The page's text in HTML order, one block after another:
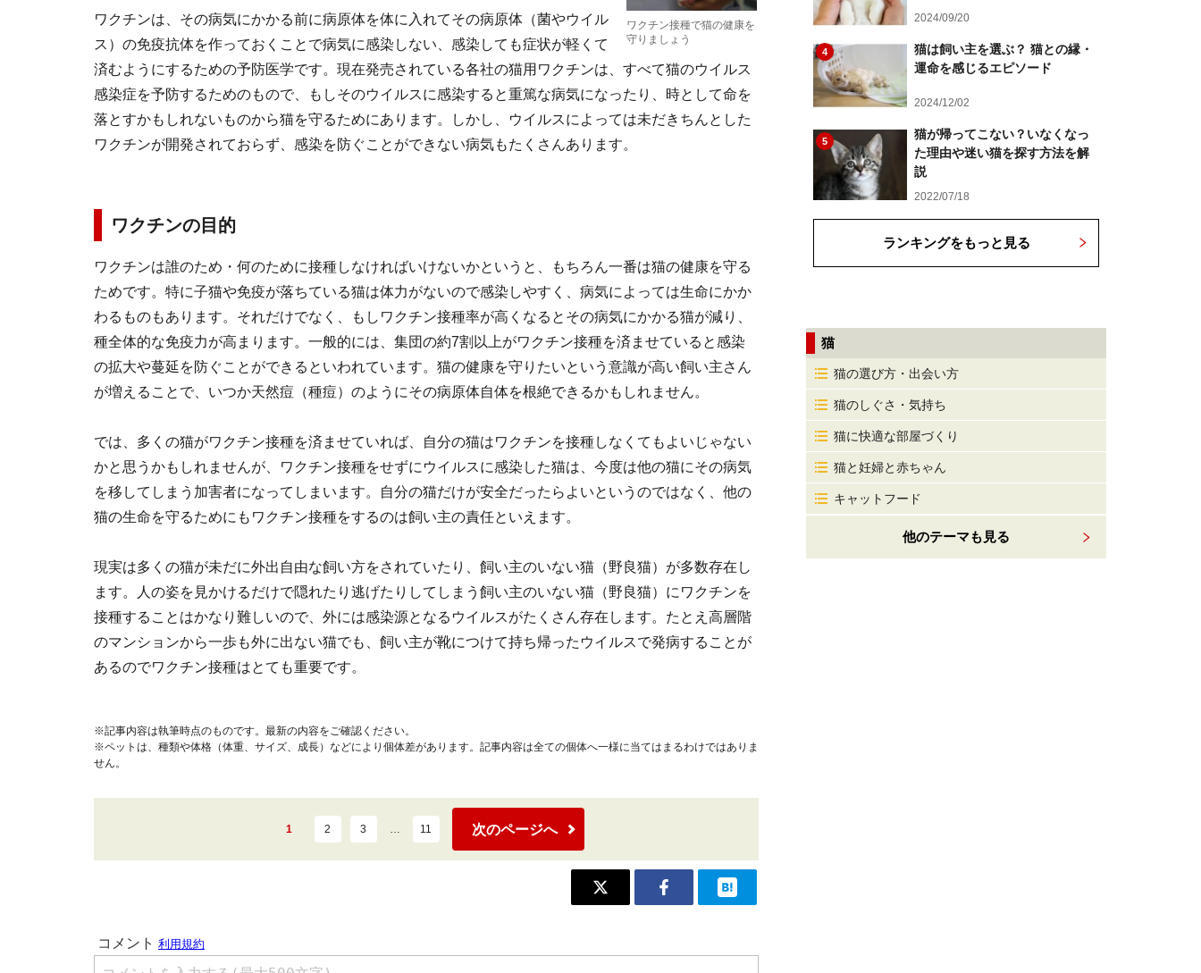
ワクチン接種で猫の健康を
守りましょう
ワクチンは、その病気にかかる前に病原体を体に入れてその病原体（菌やウイル
ス）の免疫抗体を作っておくことで病気に感染しない、感染しても症状が軽くて
済むようにするための予防医学です。現在発売されている各社の猫用ワクチンは、すべて猫のウイルス
感染症を予防するためのもので、もしそのウイルスに感染すると重篤な病気になったり、時として命を
落とすかもしれないものから猫を守るためにあります。しかし、ウイルスによっては未だきちんとした
ワクチンが開発されておらず、感染を防ぐことができない病気もたくさんあります。
ワクチンの目的
ワクチンは誰のため・何のために接種しなければいけないかというと、もちろん一番は猫の健康を守る
ためです。特に子猫や免疫が落ちている猫は体力がないので感染しやすく、病気によっては生命にかか
わるものもあります。それだけでなく、もしワクチン接種率が高くなるとその病気にかかる猫が減り、
種全体的な免疫力が高まります。一般的には、集団の約7割以上がワクチン接種を済ませていると感染
の拡大や蔓延を防ぐことができるといわれています。猫の健康を守りたいという意識が高い飼い主さん
が増えることで、いつか天然痘（種痘）のようにその病原体自体を根絶できるかもしれません。
では、多くの猫がワクチン接種を済ませていれば、自分の猫はワクチンを接種しなくてもよいじゃない
かと思うかもしれませんが、ワクチン接種をせずにウイルスに感染した猫は、今度は他の猫にその病気
を移してしまう加害者になってしまいます。自分の猫だけが安全だったらよいというのではなく、他の
猫の生命を守るためにもワクチン接種をするのは飼い主の責任といえます。
現実は多くの猫が未だに外出自由な飼い方をされていたり、飼い主のいない猫（野良猫）が多数存在し
ます。人の姿を見かけるだけで隠れたり逃げたりしてしまう飼い主のいない猫（野良猫）にワクチンを
接種することはかなり難しいので、外には感染源となるウイルスがたくさん存在します。たとえ高層階
のマンションから一歩も外に出ない猫でも、飼い主が靴につけて持ち帰ったウイルスで発病することが
あるのでワクチン接種はとても重要です。
※記事内容は執筆時点のものです。最新の内容をご確認ください。
※ペットは、種類や体格（体重、サイズ、成長）などにより個体差があります。記事内容は全ての個体へ一様に当てはまるわけではありま
せん。
1 2 3 … 11 次のページへ
2024/09/20
4
猫は飼い主を選ぶ？ 猫との縁・
運命を感じるエピソード
2024/12/02
5
猫が帰ってこない？いなくなっ
た理由や迷い猫を探す方法を解
説
2022/07/18
ランキングをもっと見る
猫
猫の選び方・出会い方
猫のしぐさ・気持ち
猫に快適な部屋づくり
猫と妊婦と赤ちゃん
キャットフード
他のテーマも見る